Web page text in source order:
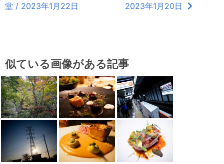
堂 / 2023年1月22日
2023年1月20日
似ている画像がある記事